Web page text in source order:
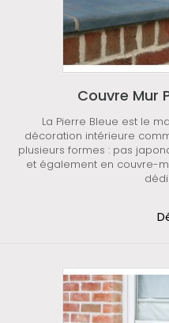
Couvre Mur
La Pierre Bleue est le
décoration intérieure
plusieurs formes : pas
et également en couvre-